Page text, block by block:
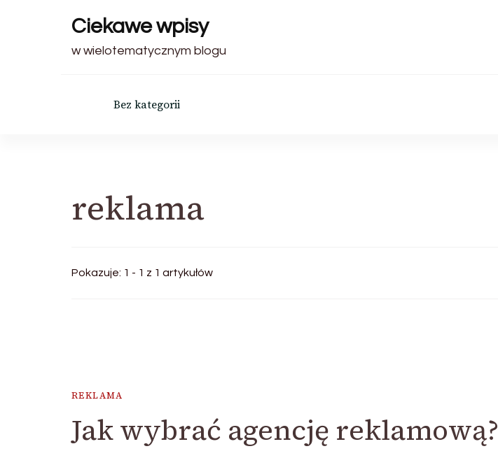
Ciekawe wpisy
w wielotematycznym blogu
Bez kategorii
reklama
Pokazuje: 1 - 1 z 1 artykułów
REKLAMA
Jak wybrać agencję reklamową?